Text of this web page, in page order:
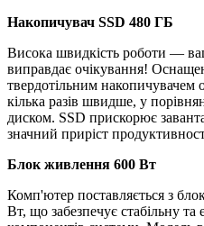
Накопичувач SSD 480 ГБ
Висока швидкість роботи —
виправдає очікування!
твердотільним
кілька разів швидше, у
диском. SSD прискорює
значний приріст
Блок живлення 600 Вт
Комп'ютер поставляється з
Вт, що забезпечує стабільну та